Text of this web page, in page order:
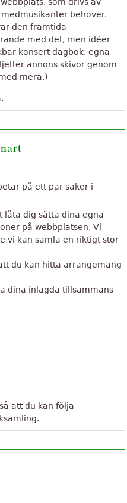
behöver.
den framtida
med det, men idéer
konsert dagbok, egna
annons skivor genom
mera.)
på ett par saker i
låta dig sätta dina egna
på webbplatsen. Vi
vi kan samla en riktigt stor
du kan hitta arrangemang
dina inlagda tillsammans
att du kan följa